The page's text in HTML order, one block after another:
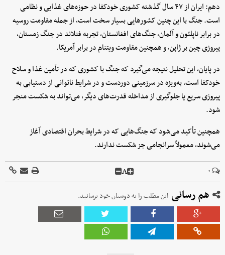
دهم: ایران از ۴۷ سال گذشته کشوری خودکفا در حوزه‌های غذایی و نظامی
است. جنگ با این چنین کشورهایی بسیار سخت است، از جمله مقاومت روسیه
در برابر ناپلئون و آلمان، جنگ‌های افغانستان، تجربه فنلاند در جنگ زمستان،
پیروزی چین بر ژاپن، و همچنین مقاومت ویتنام در برابر آمریکا.
در پایان، این تحلیل نتیجه می‌گیرد که جنگ با کشوری که در تأمین غذا و سلاح
خودکفا است، به‌ویژه در سرزمینی دوردست و در شرایط ناتوانی از دستیابی به
پیروزی سریع یا جلوگیری از مداخله قدرت‌های دیگر، می‌تواند به شکست منجر
شود.
همچنین تأکید می‌شود که جنگ‌هایی که در شرایط بحران اقتصادی آغاز
می‌شوند، معمولاً سرانجامی جز شکست ندارند.
۰ A
هم رسانی این مطلب را به دوستان خود برسانید.